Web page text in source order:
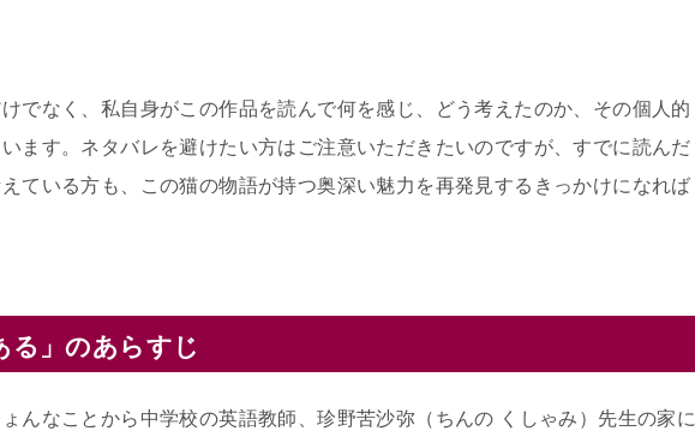
でなく、私自身がこの作品を読んで何を感じ、どう考えたのか、その個人的
ます。ネタバレを避けたい方はご注意いただきたいのですが、すでに読んだ
ている方も、この猫の物語が持つ奥深い魅力を再発見するきっかけになれば
る」のあらすじ
んなことから中学校の英語教師、珍野苦沙弥（ちんの くしゃみ）先生の家に